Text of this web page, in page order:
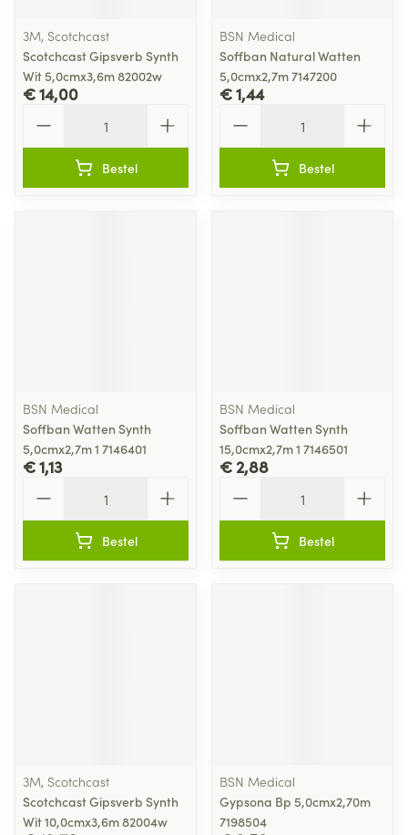
3M, Scotchcast
Scotchcast Gipsverb Synth
Wit 5,0cmx3,6m 82002w
€ 14,00
Bestel
BSN Medical
Soffban Natural Watten
5,0cmx2,7m 7147200
€ 1,44
Bestel
BSN Medical
Soffban Watten Synth
5,0cmx2,7m 1 7146401
€ 1,13
Bestel
BSN Medical
Soffban Watten Synth
15,0cmx2,7m 1 7146501
€ 2,88
Bestel
3M, Scotchcast
Scotchcast Gipsverb Synth
Wit 10,0cmx3,6m 82004w
BSN Medical
Gypsona Bp 5,0cmx2,70m
7198504